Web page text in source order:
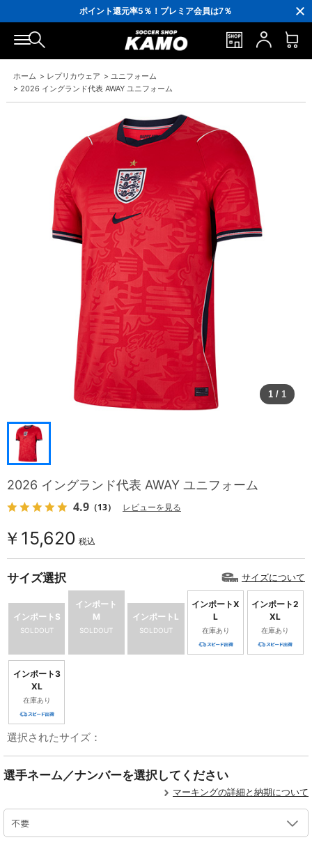
ポイント還元率5％！プレミア会員は7％
会員の方にはお誕生月に「10％OFFクーポン」プレゼント！
16,000円(税込)以上でシューズケースプレゼント！
3,300円(税込)以上で送料無料！
ホーム > レプリカウェア > ユニフォーム
> 2026 イングランド代表 AWAY ユニフォーム
1 / 1
2026 イングランド代表 AWAY ユニフォーム
4.9 （13） レビューを見る
￥15,620 税込
サイズ選択 サイズについて
インポートS
SOLDOUT
インポート
M
SOLDOUT
インポートL
SOLDOUT
インポートX
L
在庫あり
インポート2
XL
在庫あり
インポート3
XL
在庫あり
選択されたサイズ：
選手ネーム／ナンバーを選択してください
マーキングの詳細と納期について